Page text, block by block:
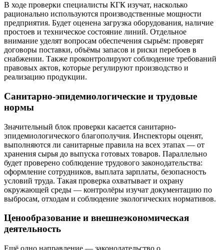
В ходе проверки специалисты КГК изучат, насколько
рационально используются производственные мощности
предприятия. Будет оценена загрузка оборудования, наличие
простоев и техническое состояние линий. Отдельное
внимание уделят вопросам обеспечения сырьём: проверят
договоры поставки, объёмы запасов и риски перебоев в
снабжении. Также проконтролируют соблюдение требований
правовых актов, которые регулируют производство и
реализацию продукции.
Санитарно-эпидемиологические и трудовые
нормы
Значительный блок проверки касается санитарно-
эпидемиологического благополучия. Инспекторы оценят,
выполняются ли санитарные правила на всех этапах — от
хранения сырья до выпуска готовых товаров. Параллельно
будет проверено соблюдение трудового законодательства:
оформление сотрудников, выплата зарплаты, безопасность
условий труда. Такая проверка охватывает и охрану
окружающей среды — контролёры изучат документацию по
выбросам, отходам и соблюдение экологических нормативов.
Ценообразование и внешнеэкономическая
деятельность